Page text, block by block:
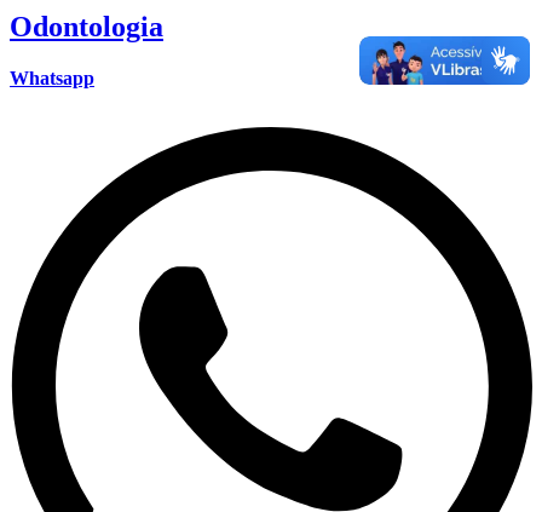
Odontologia
Whatsapp